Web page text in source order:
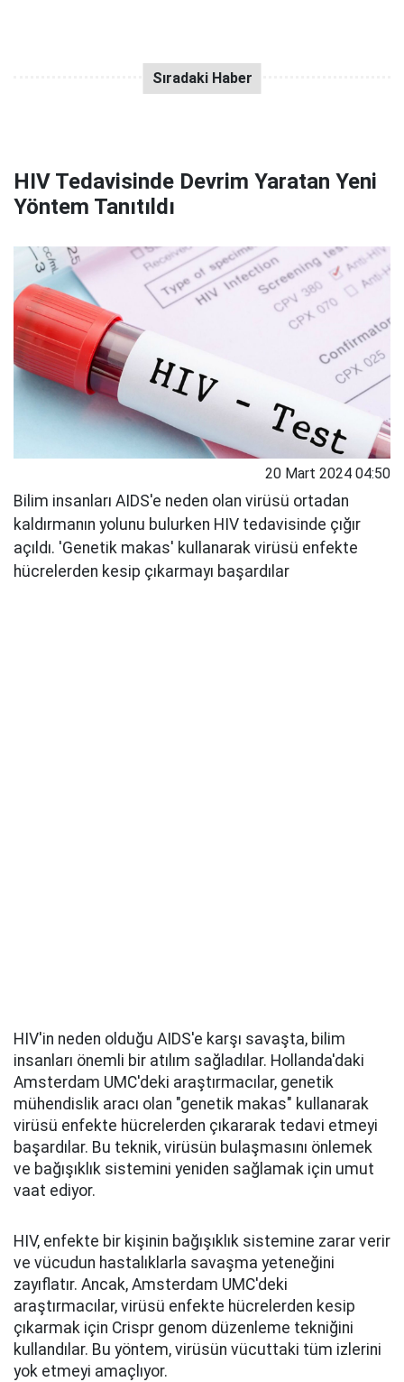
HIV Tedavisinde Devrim Yaratan Yeni
Yöntem Tanıtıldı
20 Mart 2024 04:50
Bilim insanları AIDS'e neden olan virüsü ortadan
kaldırmanın yolunu bulurken HIV tedavisinde çığır
açıldı. 'Genetik makas' kullanarak virüsü enfekte
hücrelerden kesip çıkarmayı başardılar
HIV'in neden olduğu AIDS'e karşı savaşta, bilim
insanları önemli bir atılım sağladılar. Hollanda'daki
Amsterdam UMC'deki araştırmacılar, genetik
mühendislik aracı olan "genetik makas" kullanarak
virüsü enfekte hücrelerden çıkararak tedavi etmeyi
başardılar. Bu teknik, virüsün bulaşmasını önlemek
ve bağışıklık sistemini yeniden sağlamak için umut
vaat ediyor.
HIV, enfekte bir kişinin bağışıklık sistemine zarar verir
ve vücudun hastalıklarla savaşma yeteneğini
zayıflatır. Ancak, Amsterdam UMC'deki
araştırmacılar, virüsü enfekte hücrelerden kesip
çıkarmak için Crispr genom düzenleme tekniğini
kullandılar. Bu yöntem, virüsün vücuttaki tüm izlerini
yok etmeyi amaçlıyor.